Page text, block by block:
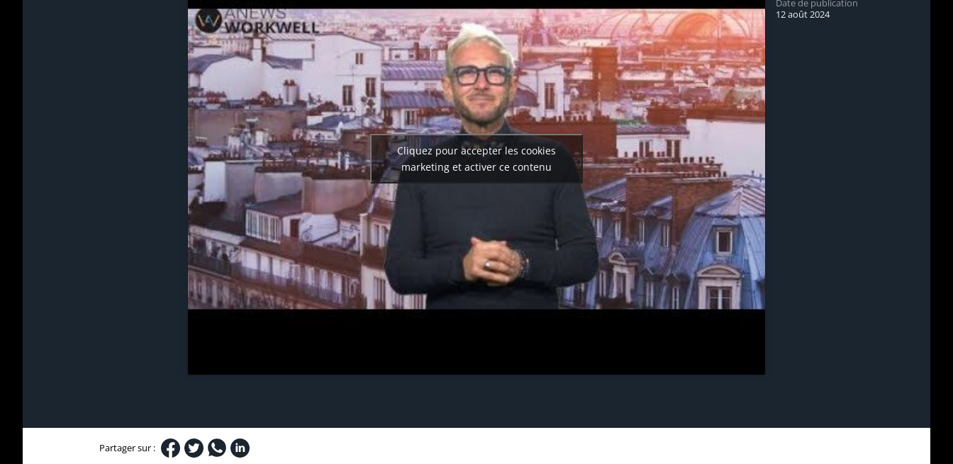
Cliquez pour accepter les cookies
marketing et activer ce contenu
Date de publication
12 août 2024
Partager sur :